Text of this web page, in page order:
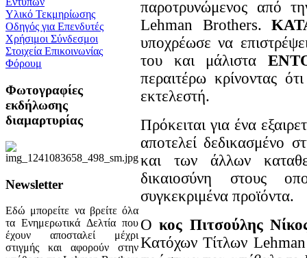
Υλικό Τεκμηρίωσης
Οδηγός για Επενδυτές
Χρήσιμοι Σύνδεσμοι
Στοιχεία Επικοινωνίας
Φόρουμ
Φωτογραφίες
εκδήλωσης
διαμαρτυρίας
Newsletter
Εδώ μπορείτε να βρείτε όλα
τα Ενημερωτικά Δελτία που
έχουν αποσταλεί μέχρι
στιγμής και αφορούν στην
παροτρυνώμενος από
Lehman Brothers.
υποχρέωσε να
του και μάλιστα
περαιτέρω κρίνοντας
εκτελεστή.
Πρόκειται για ένα
αποτελεί δεδικασμένο
και των άλλων
δικαιοσύνη στους
συγκεκριμένα προϊόντα.
Οκος Πιτσούλης
Κατόχων Τίτλων